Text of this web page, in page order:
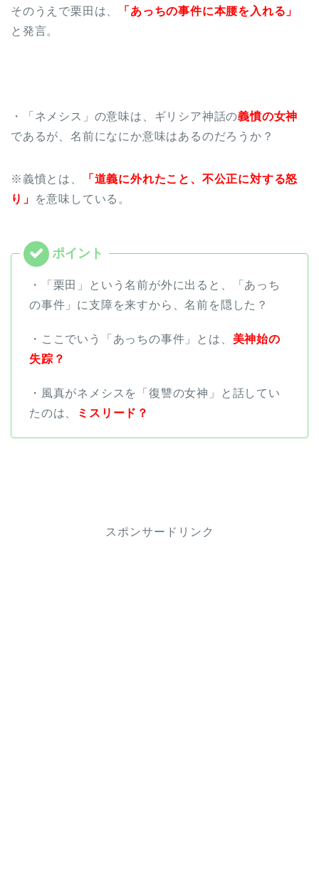
そのうえで栗田は、
「あっちの事件に本腰を入れる」
と発言。
・「ネメシス」の意味は、ギリシア神話の義憤の女神
であるが、名前になにか意味はあるのだろうか？
※義憤とは、
「道義に外れたこと、不公正に対する怒
り」
を意味している。
・「栗田」という名前が外に出ると、「あっち
の事件」に支障を来すから、名前を隠した？
・ここでいう「あっちの事件」とは、 美神始の
失踪？
・風真がネメシスを「復讐の女神」と話してい
たのは、
ミスリード？
スポンサードリンク